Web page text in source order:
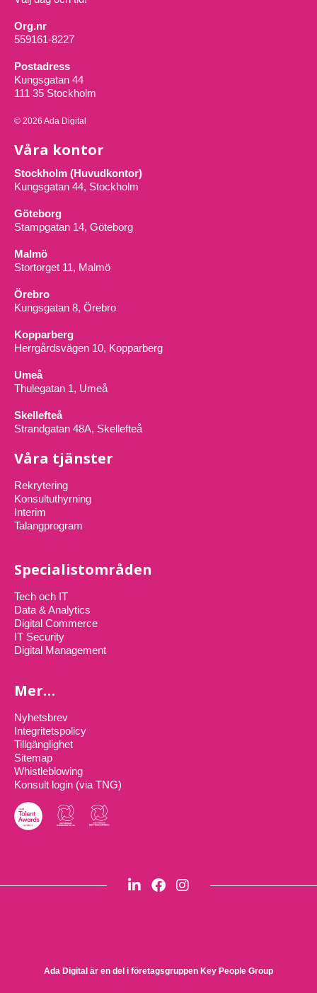
Org.nr
559161-8227
Postadress
Kungsgatan 44
111 35 Stockholm
© 2026 Ada Digital
Våra kontor
Stockholm (Huvudkontor)
Kungsgatan 44, Stockholm
Göteborg
Stampgatan 14, Göteborg
Malmö
Stortorget 11, Malmö
Örebro
Kungsgatan 8, Örebro
Kopparberg
Herrgårdsvägen 10, Kopparberg
Umeå
Thulegatan 1, Umeå
Skellefteå
Strandgatan 48A, Skellefteå
Våra tjänster
Rekrytering
Konsultuthyrning
Interim
Talangprogram
Specialistområden
Tech och IT
Data & Analytics
Digital Commerce
IT Security
Digital Management
Mer…
Nyhetsbrev
Integritetspolicy
Tillgänglighet
Sitemap
Whistleblowing
Konsult login (via TNG)
Ada Digital är en del i företagsgruppen Key People Group